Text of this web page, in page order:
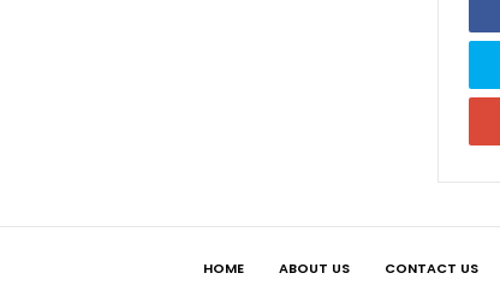
HOME ABOUT US CONTACT US